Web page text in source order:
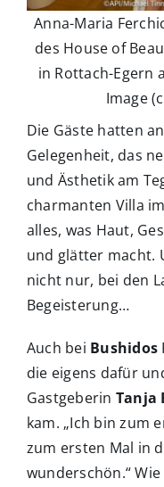
Anna-Maria
des House of
in Rottach-Egern
Image
Die Gäste hatten
Gelegenheit, das
und Ästhetik am
charmanten Villa
alles, was Haut,
und glätter macht.
nicht nur, bei den
Begeisterung…
Auch bei Bushidos
die eigens dafür
Gastgeberin Tanja
kam. „Ich bin zum
zum ersten Mal in
wunderschön.“